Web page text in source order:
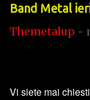
Band Metal
Themetalup -
Vi siete mai